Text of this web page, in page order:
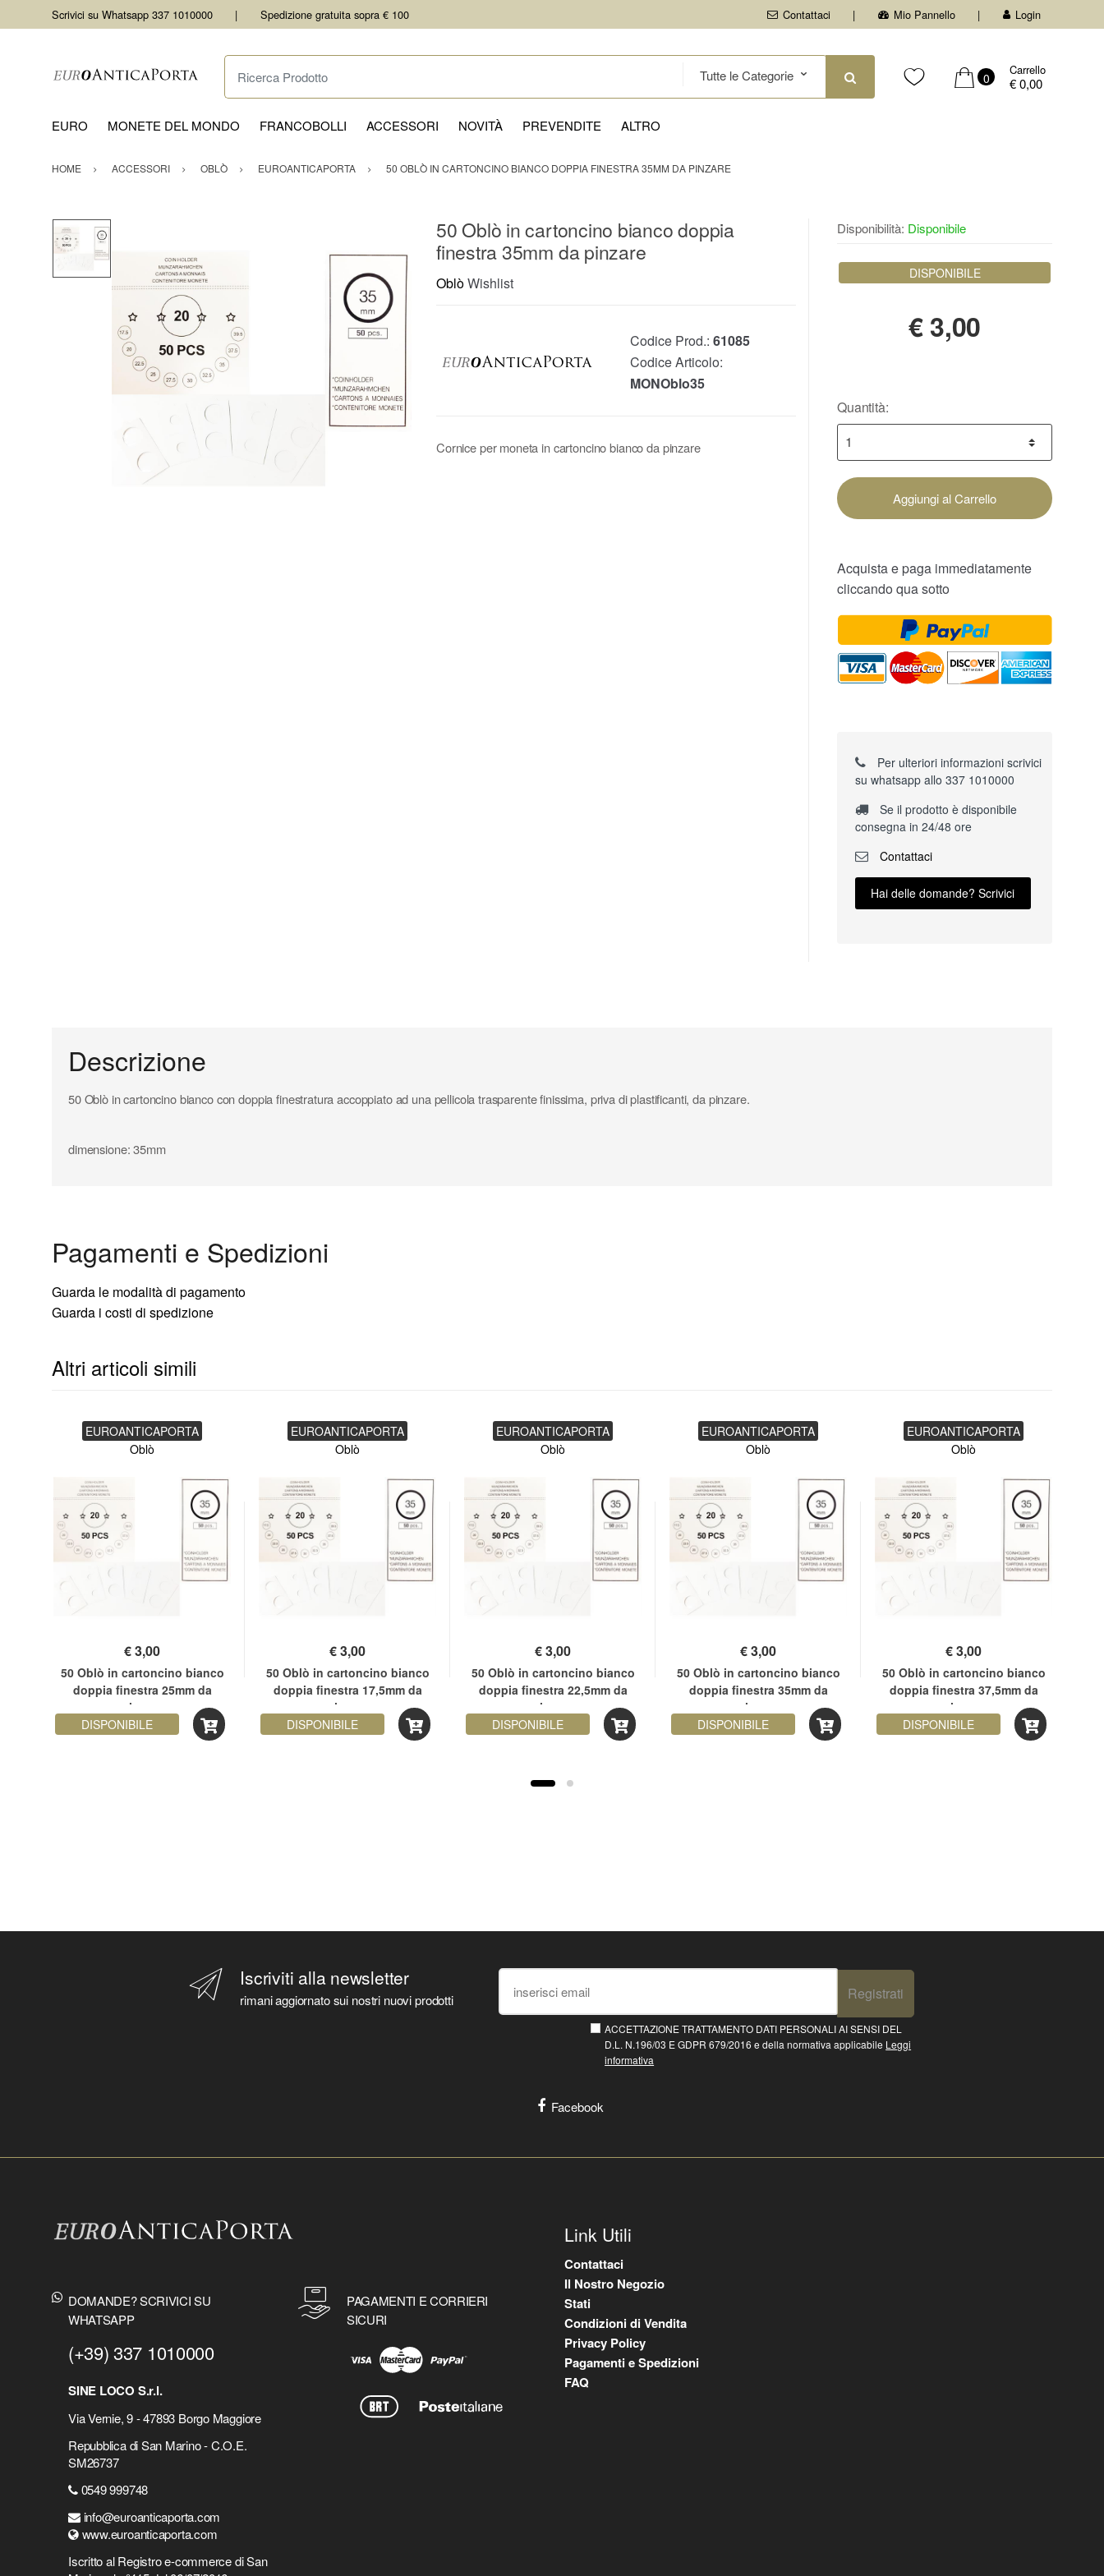
Scrivici su Whatsapp 337 1010000 Spedizione gratuita sopra € 100 Contattaci Mio Pannello Login
Ricerca Prodotto
0
Carrello
€ 0,00
EURO MONETE DEL MONDO FRANCOBOLLI ACCESSORI NOVITÀ PREVENDITE ALTRO
HOME ACCESSORI OBLÒ EUROANTICAPORTA 50 OBLÒ IN CARTONCINO BIANCO DOPPIA FINESTRA 35MM DA PINZARE
50 Oblò in cartoncino bianco doppia
finestra 35mm da pinzare
OblòWishlist
Codice Prod.: 61085
Codice Articolo:
MONOblo35
Cornice per moneta in cartoncino bianco da pinzare
Disponibilità: Disponibile
DISPONIBILE
€3,00
Quantità:
Aggiungi al Carrello
Acquista e paga immediatamente
cliccando qua sotto
Per ulteriori informazioni scrivici
su whatsapp allo 337 1010000
Se il prodotto è disponibile
consegna in 24/48 ore
Contattaci
Hai delle domande? Scrivici
Descrizione
50 Oblò in cartoncino bianco con doppia finestratura accoppiato ad una pellicola trasparente finissima, priva di plastificanti, da pinzare.
dimensione: 35mm
Pagamenti e Spedizioni
Guarda le modalità di pagamento
Guarda i costi di spedizione
Altri articoli simili
EUROANTICAPORTA
Oblò
€3,00
50 Oblò in cartoncino bianco
doppia finestra 25mm da
pinzare
DISPONIBILE
EUROANTICAPORTA
Oblò
€3,00
50 Oblò in cartoncino bianco
doppia finestra 17,5mm da
pinzare
DISPONIBILE
EUROANTICAPORTA
Oblò
€3,00
50 Oblò in cartoncino bianco
doppia finestra 22,5mm da
pinzare
DISPONIBILE
EUROANTICAPORTA
Oblò
€3,00
50 Oblò in cartoncino bianco
doppia finestra 35mm da
pinzare
DISPONIBILE
EUROANTICAPORTA
Oblò
€3,00
50 Oblò in cartoncino bianco
doppia finestra 37,5mm da
pinzare
DISPONIBILE
Iscriviti alla newsletter
rimani aggiornato sui nostri nuovi prodotti Registrati
ACCETTAZIONE TRATTAMENTO DATI PERSONALI AI SENSI DEL
D.L. N.196/03 E GDPR 679/2016 e della normativa applicabile Leggi
informativa
Facebook
DOMANDE? SCRIVICI SU
WHATSAPP
(+39) 337 1010000
SINE LOCO S.r.l.
Via Vernie, 9 - 47893 Borgo Maggiore
Repubblica di San Marino - C.O.E.
SM26737
0549 999748
info@euroanticaporta.com
www.euroanticaporta.com
Iscritto al Registro e-commerce di San
PAGAMENTI E CORRIERI
SICURI
Link Utili
Contattaci
Il Nostro Negozio
Stati
Condizioni di Vendita
Privacy Policy
Pagamenti e Spedizioni
FAQ